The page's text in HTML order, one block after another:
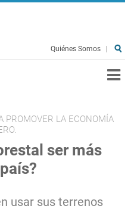
Quiénes Somos
PROMOVER LA ECONOMÍA
ser más
usar sus terrenos